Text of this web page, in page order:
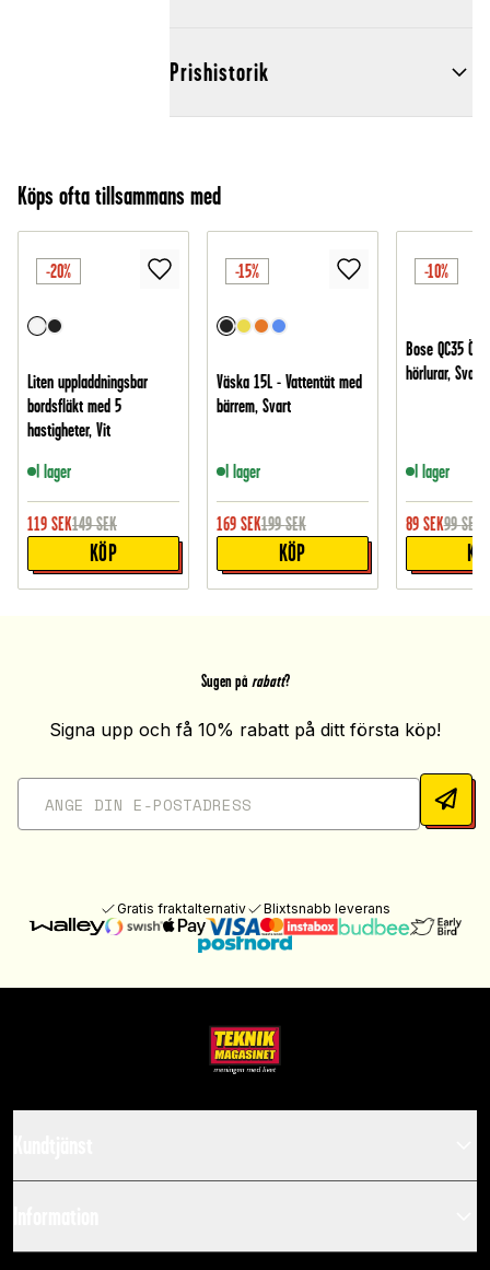
Prishistorik
Köps ofta tillsammans med
-20%
Liten uppladdningsbar
bordsfläkt med 5
hastigheter, Vit
I lager
119 SEK149 SEK
KÖP
-15%
Väska 15L - Vattentät med
bärrem, Svart
I lager
169 SEK199 SEK
KÖP
-10%
Bose QC35
hörlurar, Svart
I lager
89 SEK99 SEK
Sugen på rabatt?
Signa upp och få 10% rabatt på ditt första köp!
Gratis fraktalternativ Blixtsnabb leverans